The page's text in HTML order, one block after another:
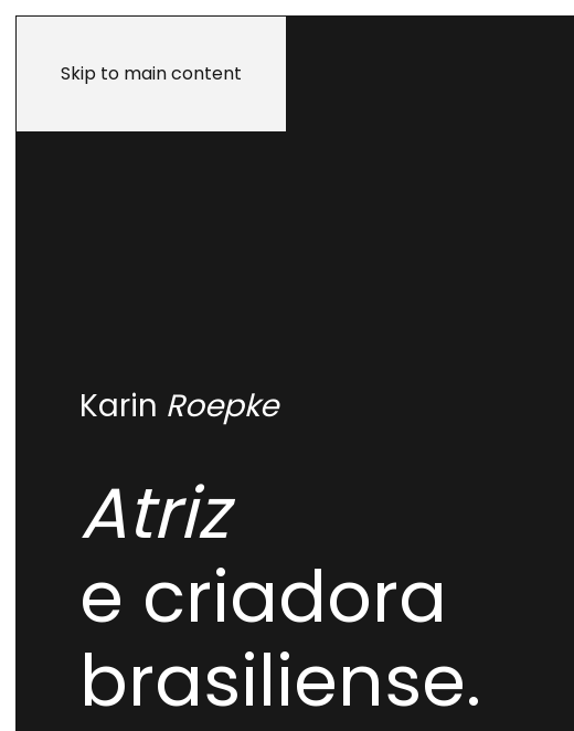
Skip to main content
KARIN ROEPKE
Karin Roepke
Atriz
e criadora
brasiliense.